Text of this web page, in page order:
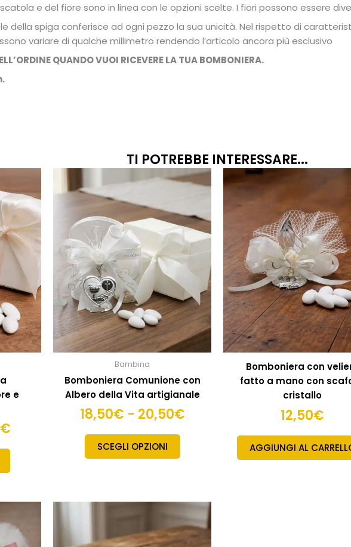
e del fiore sono in linea con le opzioni scelte. I fiori possono essere
della spiga conferisce ad ogni pezzo la sua unicità. Nel rispetto di
variare di qualche millimetro rendendo l’articolo ancora più esclusivo
QUANDO VUOI RICEVERE LA TUA BOMBONIERA.
TI POTREBBE INTERESSARE...
e
€
di
prezzo:
da
8,00€
a
10,00€
prodotto
ha
più
varianti.
Le
opzioni
possono
essere
scelte
nella
pagina
del
Bambina
Bomboniera Comunione con
Albero della Vita artigianale
18,50€ - 20,50€
Fascia
prezzo:
da
18,50€
a
20,50€
SCEGLI OPZIONI
Questo
prodotto
più
varianti.
Le
opzioni
possono
essere
scelte
nella
pagina
del
Bomboniera con
fatto a mano con
cristallo
12,50€
AGGIUNGI AL
Fascia
di
prezzo:
Questo
prodotto
ha
Fascia
di
prezzo:
Questo
prodotto
ha